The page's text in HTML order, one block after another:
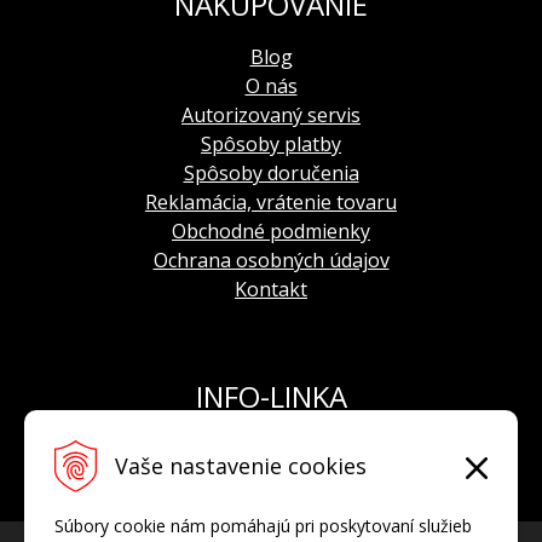
Vaše nastavenie cookies
Súbory cookie nám pomáhajú pri poskytovaní služieb
Blog
O nás
Autorizovaný servis
Spôsoby platby
Spôsoby doručenia
Reklamácia, vrátenie tovaru
Obchodné podmienky
Ochrana osobných údajov
Kontakt
INFO-LINKA
E-mail:info@hodinkyvostok.sk